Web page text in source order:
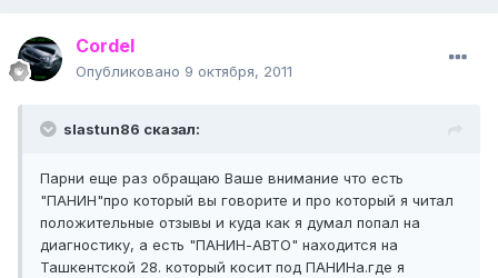
Cordel
Опубликовано 9 октября, 2011
slastun86 сказал:
Парни еще раз обращаю Ваше внимание что есть
"ПАНИН"про который вы говорите и про который я читал
положительные отзывы и куда как я думал попал на
диагностику, а есть "ПАНИН-АВТО" находится на
Ташкентской 28. который косит под ПАНИНа.где я